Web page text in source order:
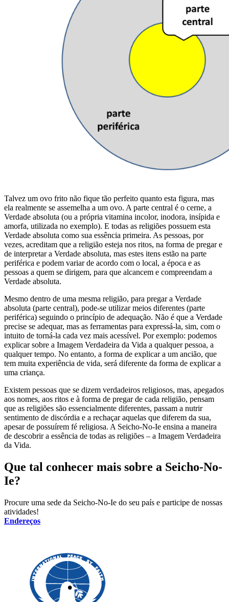
Talvez um ovo frito não fique tão perfeito quanto esta figura, mas
ela realmente se assemelha a um ovo. A parte central é o cerne, a
Verdade absoluta (ou a própria vitamina incolor, inodora, insípida e
amorfa, utilizada no exemplo). E todas as religiões possuem esta
Verdade absoluta como sua essência primeira. As pessoas, por
vezes, acreditam que a religião esteja nos ritos, na forma de pregar e
de interpretar a Verdade absoluta, mas estes itens estão na parte
periférica e podem variar de acordo com o local, a época e as
pessoas a quem se dirigem, para que alcancem e compreendam a
Verdade absoluta.
Mesmo dentro de uma mesma religião, para pregar a Verdade
absoluta (parte central), pode-se utilizar meios diferentes (parte
periférica) seguindo o princípio de adequação. Não é que a Verdade
precise se adequar, mas as ferramentas para expressá-la, sim, com o
intuito de torná-la cada vez mais acessível. Por exemplo: podemos
explicar sobre a Imagem Verdadeira da Vida a qualquer pessoa, a
qualquer tempo. No entanto, a forma de explicar a um ancião, que
tem muita experiência de vida, será diferente da forma de explicar a
uma criança.
Existem pessoas que se dizem verdadeiros religiosos, mas, apegados
aos nomes, aos ritos e à forma de pregar de cada religião, pensam
que as religiões são essencialmente diferentes, passam a nutrir
sentimento de discórdia e a rechaçar aquelas que diferem da sua,
apesar de possuírem fé religiosa. A Seicho-No-Ie ensina a maneira
de descobrir a essência de todas as religiões – a Imagem Verdadeira
da Vida.
Que tal conhecer mais sobre a Seicho-No-
Ie?
Procure uma sede da Seicho-No-Ie do seu país e participe de nossas
atividades!
Endereços